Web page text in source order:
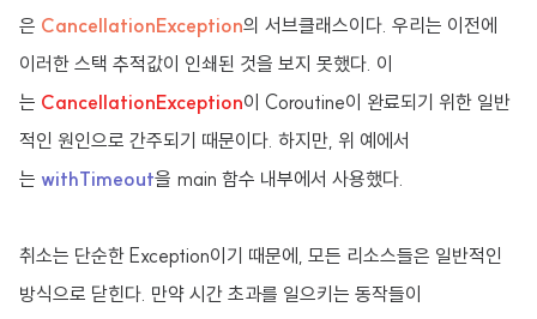
은 CancellationException의 서브클래스이다. 우리는 이전에
이러한 스택 추적값이 인쇄된 것을 보지 못했다. 이
는 CancellationException이 Coroutine이 완료되기 위한 일반
적인 원인으로 간주되기 때문이다. 하지만, 위 예에서
는 withTimeout을 main 함수 내부에서 사용했다.
취소는 단순한 Exception이기 때문에, 모든 리소스들은 일반적인
방식으로 닫힌다. 만약 시간 초과를 일으키는 동작들이